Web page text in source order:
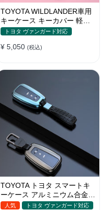
TOYOTA WILDLANDER車用
キーケース キーカバー 軽量
本革 かわいい 耐摩耗 耐久性
トヨタ ヴァンガード対応
¥ 5,050 (税込)
TOYOTA トヨタ スマートキ
ーケース アルミニウム合金製
キーケース キーカバー キー
人気 トヨタ ヴァンガード対応